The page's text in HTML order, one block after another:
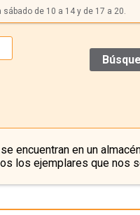
sábado de 10 a 14 y de 17 a 20.
encuentran en un
los ejemplares que nos